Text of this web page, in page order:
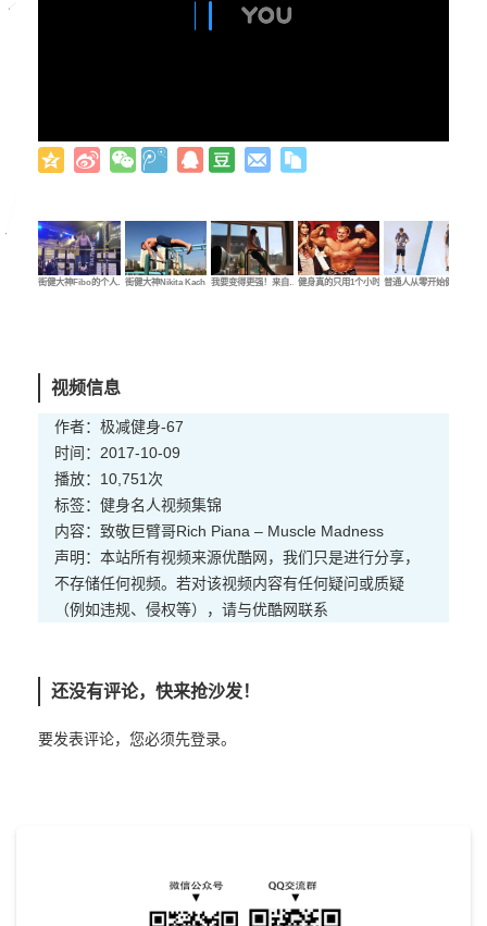
街健大神Fibo的个人…街健大神Nikita Kach…我要变得更强！来自…健身真的只用1个小时…普通人从零开始健身…
视频信息
作者：极减健身-67
时间：2017-10-09
播放：10,751次
标签： 健身名人视频集锦
内容：致敬巨臂哥Rich Piana – Muscle Madness
声明：本站所有视频来源优酷网，我们只是进行分享，
不存储任何视频。若对该视频内容有任何疑问或质疑
（例如违规、侵权等），请与优酷网联系
还没有评论，快来抢沙发！
要发表评论，您必须先登录。